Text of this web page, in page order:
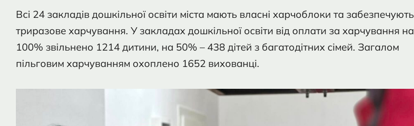
Всі 24 закладів дошкільної освіти міста мають власні харчоблоки та забезпечують
триразове харчування. У закладах дошкільної освіти від оплати за харчування на
100% звільнено 1214 дитини, на 50% – 438 дітей з багатодітних сімей. Загалом
пільговим харчуванням охоплено 1652 вихованці.